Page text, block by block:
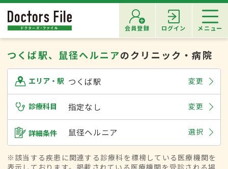
会員登録 ログイン メニュー
つくば駅、鼠径ヘルニアのクリニック・病院
エリア・駅 つくば駅 変更
診療科目 指定なし 変更
詳細条件 鼠径ヘルニア 選択
※該当する疾患に関連する診療科を標榜している医療機関を